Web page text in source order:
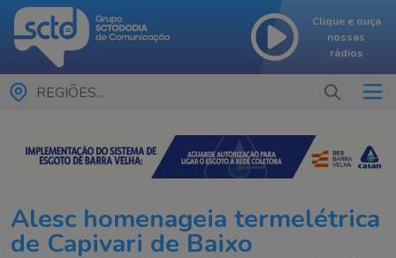
Clique e ouça
nossas
rádios
REGIÕES...
Alesc homenageia termelétrica
de Capivari de Baixo